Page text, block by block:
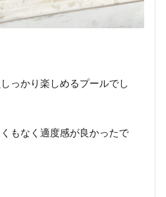
っかり楽しめるプールでし
もなく適度感が良かったで